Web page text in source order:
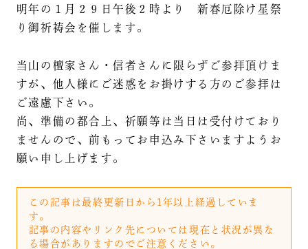
明年の１月２９日午後２時より 新春厄除け星祭
り御祈祷会を催します。
当山の檀家さん・信者さんに限らずご参拝頂けま
すが、他人様にご迷惑をお掛けする方のご参拝は
ご遠慮下さい。
尚、準備の都合上、祈願等は当日は受付けており
ませんので、前もってお申込み下さいますようお
願い申し上げます。
この記事は最終更新日から1年以上経過していま
す。
記事の内容やリンク先については現在と状況が異な
る場合がありますのでご注意ください。